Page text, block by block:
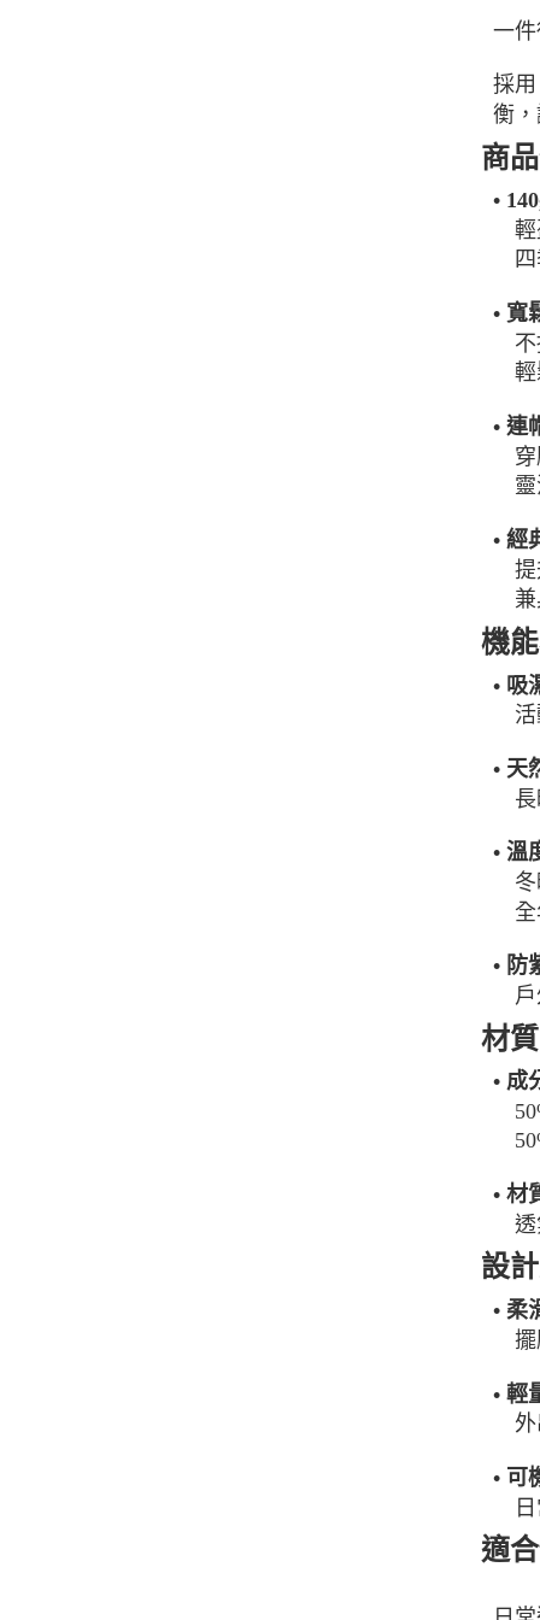
一
採
衡
商
•
輕
四
• 寬
不
輕
• 連
穿
靈
• 經
提
兼
機
• 吸
活
• 天
長
• 溫
冬
全
• 防
戶
材
• 成
• 材
透
設
• 柔
擺
• 輕
外
• 可
日
適